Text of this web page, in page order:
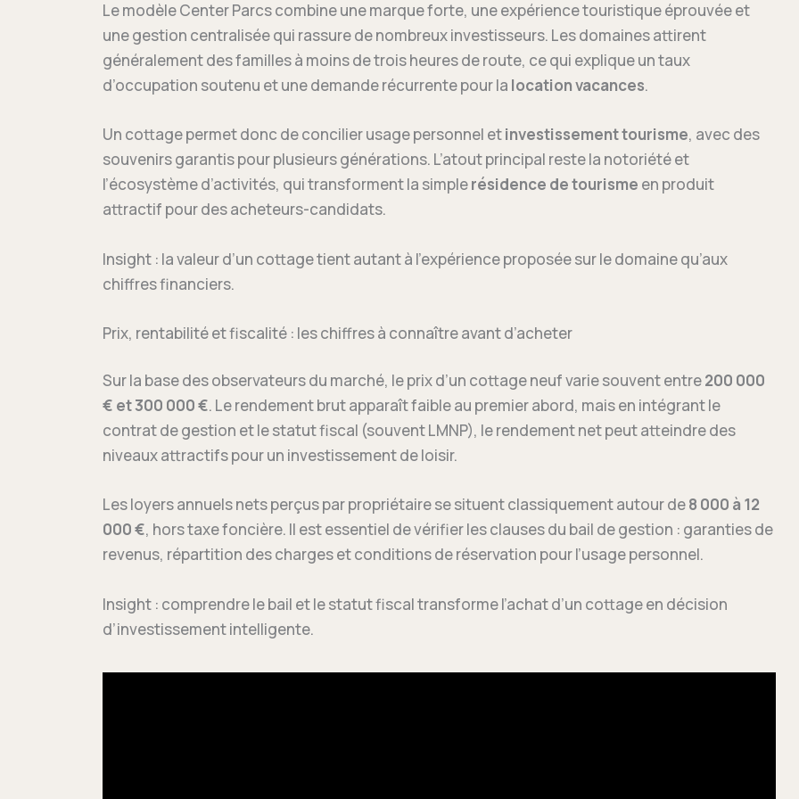
Le modèle Center Parcs combine une marque forte, une expérience touristique éprouvée et
une gestion centralisée qui rassure de nombreux investisseurs. Les domaines attirent
généralement des familles à moins de trois heures de route, ce qui explique un taux
d’occupation soutenu et une demande récurrente pour la location vacances.
Un cottage permet donc de concilier usage personnel etinvestissement tourisme, avec des
souvenirs garantis pour plusieurs générations. L’atout principal reste la notoriété et
l’écosystème d’activités, qui transforment la simplerésidence de tourisme en produit
attractif pour des acheteurs-candidats.
Insight : la valeur d’un cottage tient autant à l’expérience proposée sur le domaine qu’aux
chiffres financiers.
Prix, rentabilité et fiscalité : les chiffres à connaître avant d’acheter
Sur la base des observateurs du marché, le prix d’un cottage neuf varie souvent entre200 000
€ et 300 000 €. Le rendement brut apparaît faible au premier abord, mais en intégrant le
contrat de gestion et le statut fiscal (souvent LMNP), le rendement net peut atteindre des
niveaux attractifs pour un investissement de loisir.
Les loyers annuels nets perçus par propriétaire se situent classiquement autour de8 000 à 12
000 €, hors taxe foncière. Il est essentiel de vérifier les clauses du bail de gestion : garanties de
revenus, répartition des charges et conditions de réservation pour l’usage personnel.
Insight : comprendre le bail et le statut fiscal transforme l’achat d’un cottage en décision
d’investissement intelligente.